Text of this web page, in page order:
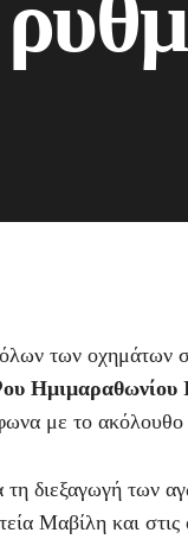
των οχημάτων
Ημιμαραθωνίου
με το
διεξαγωγή των
Μαβίλη και στις